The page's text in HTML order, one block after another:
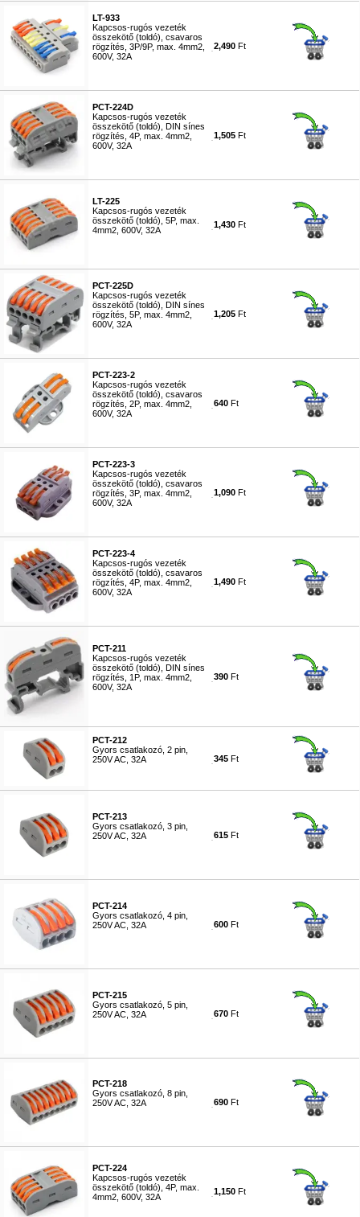
LT-933
Kapcsos-rugós vezeték
összekötő (toldó), csavaros
rögzítés, 3P/9P, max. 4mm2,
600V, 32A
2,490 Ft
PCT-224D
Kapcsos-rugós vezeték
összekötő (toldó), DIN sínes
rögzítés, 4P, max. 4mm2,
600V, 32A
1,505 Ft
LT-225
Kapcsos-rugós vezeték
összekötő (toldó), 5P, max.
4mm2, 600V, 32A
1,430 Ft
PCT-225D
Kapcsos-rugós vezeték
összekötő (toldó), DIN sínes
rögzítés, 5P, max. 4mm2,
600V, 32A
1,205 Ft
PCT-223-2
Kapcsos-rugós vezeték
összekötő (toldó), csavaros
rögzítés, 2P, max. 4mm2,
600V, 32A
640 Ft
PCT-223-3
Kapcsos-rugós vezeték
összekötő (toldó), csavaros
rögzítés, 3P, max. 4mm2,
600V, 32A
1,090 Ft
PCT-223-4
Kapcsos-rugós vezeték
összekötő (toldó), csavaros
rögzítés, 4P, max. 4mm2,
600V, 32A
1,490 Ft
PCT-211
Kapcsos-rugós vezeték
összekötő (toldó), DIN sínes
rögzítés, 1P, max. 4mm2,
600V, 32A
390 Ft
PCT-212
Gyors csatlakozó, 2 pin,
250V AC, 32A
345 Ft
PCT-213
Gyors csatlakozó, 3 pin,
250V AC, 32A
615 Ft
PCT-214
Gyors csatlakozó, 4 pin,
250V AC, 32A
600 Ft
PCT-215
Gyors csatlakozó, 5 pin,
250V AC, 32A
670 Ft
PCT-218
Gyors csatlakozó, 8 pin,
250V AC, 32A
690 Ft
PCT-224
Kapcsos-rugós vezeték
összekötő (toldó), 4P, max.
4mm2, 600V, 32A
1,150 Ft